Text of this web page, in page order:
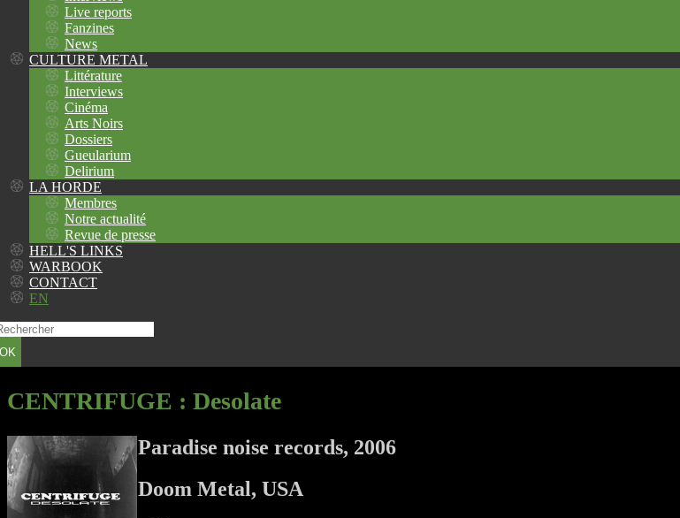
Live reports
Fanzines
News
CULTURE METAL
Littérature
Interviews
Cinéma
Arts Noirs
Dossiers
Gueularium
Delirium
LA HORDE
Membres
Notre actualité
Revue de presse
HELL'S LINKS
WARBOOK
CONTACT
EN
OK
CENTRIFUGE : Desolate
Paradise noise records, 2006
Doom Metal, USA